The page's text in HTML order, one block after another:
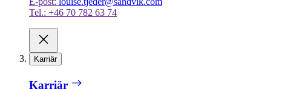
Tel.: +46 70 782 63 74
Karriär
Karriär